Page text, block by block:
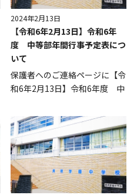
2024年2月13日
【令和6年2月13日】令和6年
度 中等部年間行事予定表につ
いて
保護者へのご連絡ページに【令
和6年2月13日】令和6年度 中